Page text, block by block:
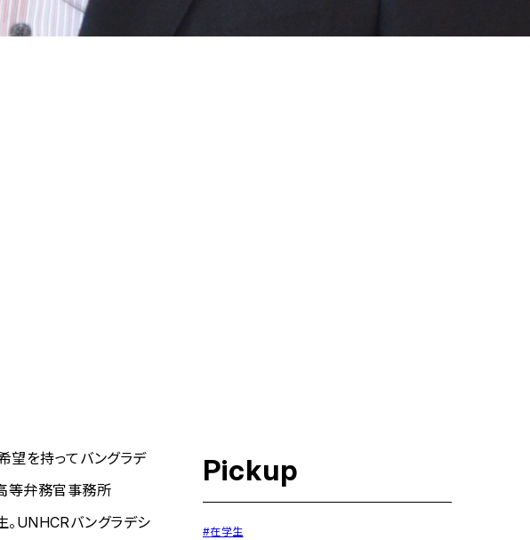
望を持ってバングラデ
等弁務官事務所
。UNHCRバングラデシ
Pickup
#在学生